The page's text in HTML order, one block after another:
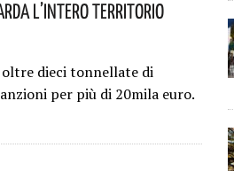
L’intero Territorio
dieci tonnellate di
per più di 20mila euro.